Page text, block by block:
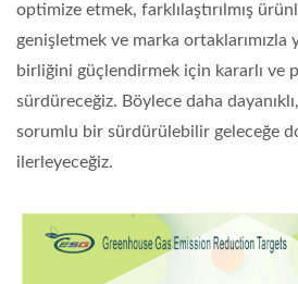
optimize etmek, farklılaştırılmış
genişletmek ve marka
birliğini güçlendirmek için kararlı ve
sürdüreceğiz. Böylece daha
sorumlu bir sürdürülebilir geleceğe
ilerleyeceğiz.